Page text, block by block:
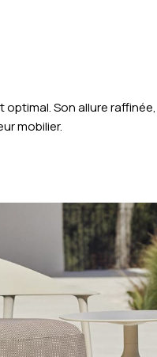
Son allure
mobilier.